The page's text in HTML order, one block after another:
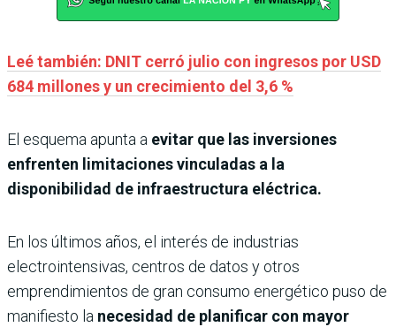
Leé también: DNIT cerró julio con ingresos por USD
684 millones y un crecimiento del 3,6 %
El esquema apunta a evitar que las inversiones
enfrenten limitaciones vinculadas a la
disponibilidad de infraestructura eléctrica.
En los últimos años, el interés de industrias
electrointensivas, centros de datos y otros
emprendimientos de gran consumo energético puso de
manifiesto la necesidad de planificar con mayor